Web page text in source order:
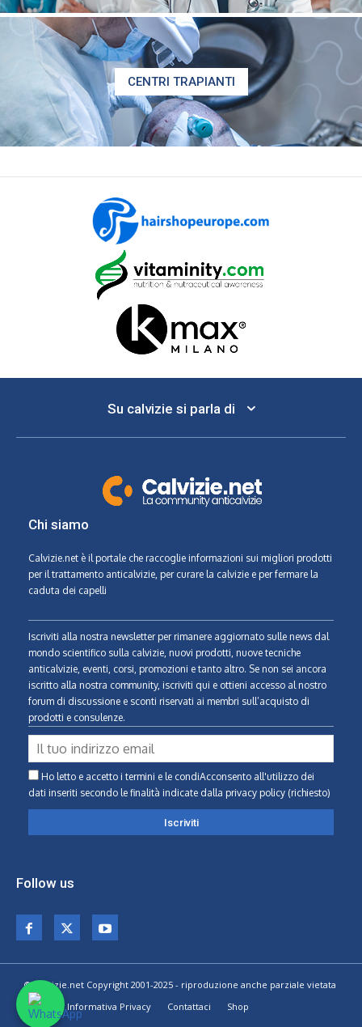
CENTRI TRAPIANTI
Su calvizie si parla di
Chi siamo
Calvizie.net è il portale che raccoglie informazioni sui migliori prodotti
per il trattamento anticalvizie, per curare la calvizie e per fermare la
caduta dei capelli
Iscriviti alla nostra newsletter per rimanere aggiornato sulle news dal
mondo scientifico sulla calvizie, nuovi prodotti, nuove tecniche
anticalvizie, eventi, corsi, promozioni e tanto altro. Se non sei ancora
iscritto alla nostra community, iscriviti qui e ottieni accesso al nostro
forum di discussione e sconti riservati ai membri sull’acquisto di
prodotti e consulenze.
Ho letto e accetto i termini e le condiAcconsento all'utilizzo dei
dati inseriti secondo le finalità indicate dalla privacy policy (richiesto)
Follow us
© Calvizie.net Copyright 2001-2025 - riproduzione anche parziale vietata
Home
Informativa Privacy Contattaci Shop